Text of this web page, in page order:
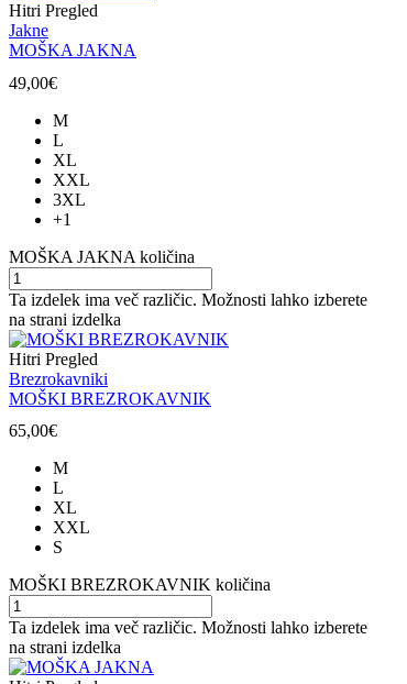
Hitri Pregled
Jakne
MOŠKA JAKNA
49,00€
M
L
XL
XXL
3XL
+1
MOŠKA JAKNA količina
Ta izdelek ima več različic. Možnosti lahko izberete
na strani izdelka
Hitri Pregled
Brezrokavniki
MOŠKI BREZROKAVNIK
65,00€
M
L
XL
XXL
S
MOŠKI BREZROKAVNIK količina
Ta izdelek ima več različic. Možnosti lahko izberete
na strani izdelka